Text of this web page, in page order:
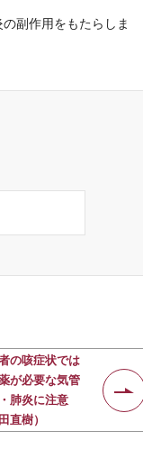
副作用をもたらしま
の咳症状では
が必要な気管
肺炎に注意
直樹）